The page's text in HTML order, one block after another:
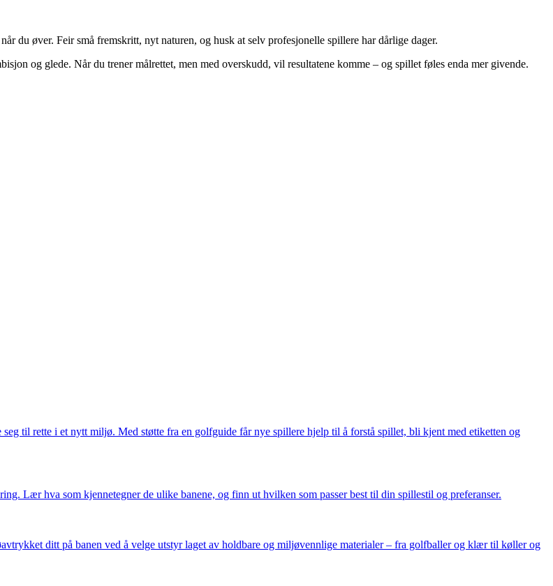
du øver. Feir små fremskritt, nyt naturen, og husk at selv profesjonelle spillere har dårlige dager.
og glede. Når du trener målrettet, men med overskudd, vil resultatene komme – og spillet føles enda mer givende.
til rette i et nytt miljø. Med støtte fra en golfguide får nye spillere hjelp til å forstå spillet, bli kjent med etiketten og
Lær hva som kjennetegner de ulike banene, og finn ut hvilken som passer best til din spillestil og preferanser.
ditt på banen ved å velge utstyr laget av holdbare og miljøvennlige materialer – fra golfballer og klær til køller og